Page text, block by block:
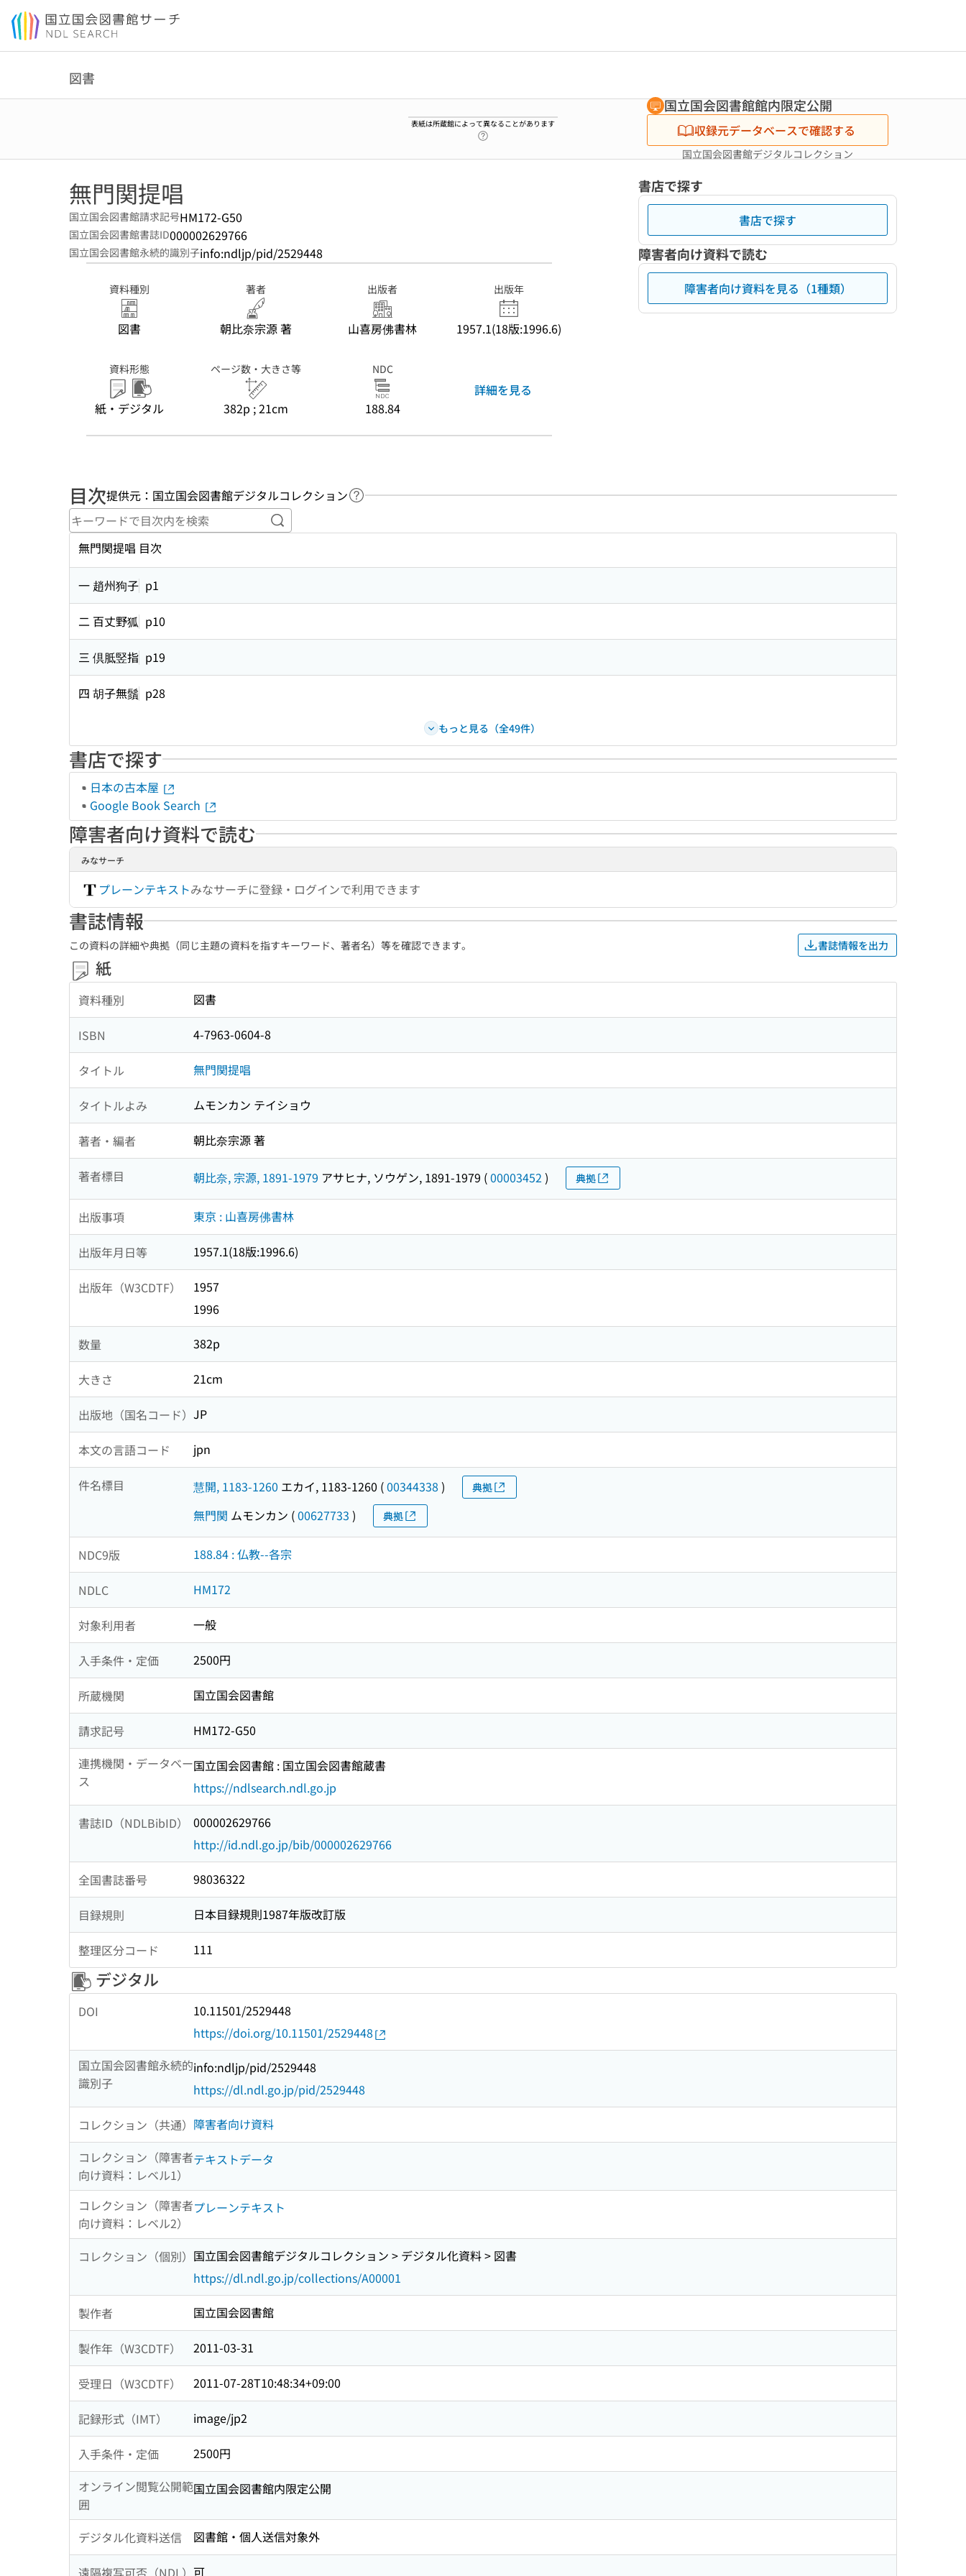
本文へ移動
図書
表紙は所蔵館によって異なることがあります
国立国会図書館館内限定公開
収録元データベースで確認する
国立国会図書館デジタルコレクション
無門関提唱
国立国会図書館請求記号HM172-G50
国立国会図書館書誌ID000002629766
国立国会図書館永続的識別子info:ndljp/pid/2529448
資料種別
図書
著者
朝比奈宗源 著
出版者
山喜房佛書林
出版年
1957.1(18版:1996.6)
資料形態
紙・デジタル
ページ数・大きさ等
382p ; 21cm
NDC
188.84
詳細を見る
書店で探す
書店で探す
障害者向け資料で読む
障害者向け資料を見る（1種類）
目次提供元：国立国会図書館デジタルコレクション ヘルプページへのリンク
キーワードで目次内を検索
無門関提唱 目次
一 趙州狗子 p1
二 百丈野狐 p10
三 倶胝竪指 p19
四 胡子無鬚 p28
もっと見る（全49件）
書店で探す
日本の古本屋
Google Book Search
障害者向け資料で読む
みなサーチ
プレーンテキストみなサーチに登録・ログインで利用できます
書誌情報
この資料の詳細や典拠（同じ主題の資料を指すキーワード、著者名）等を確認できます。 書誌情報を出力
紙
資料種別 図書
ISBN 4-7963-0604-8
タイトル 無門関提唱
タイトルよみ ムモンカン テイショウ
著者・編者 朝比奈宗源 著
著者標目 朝比奈, 宗源, 1891-1979 アサヒナ, ソウゲン, 1891-1979 (00003452 ) 典拠
出版事項 東京 : 山喜房佛書林
出版年月日等 1957.1(18版:1996.6)
出版年（W3CDTF）
1957
1996
数量 382p
大きさ 21cm
出版地（国名コード） JP
本文の言語コード jpn
件名標目 慧開, 1183-1260 エカイ, 1183-1260 (00344338 ) 典拠
無門関 ムモンカン (00627733 ) 典拠
NDC9版 188.84 : 仏教--各宗
NDLC HM172
対象利用者 一般
入手条件・定価 2500円
所蔵機関 国立国会図書館
請求記号
HM172-G50
連携機関・データベー
ス
国立国会図書館 : 国立国会図書館蔵書
https://ndlsearch.ndl.go.jp
書誌ID（NDLBibID）
000002629766
http://id.ndl.go.jp/bib/000002629766
全国書誌番号 98036322
目録規則 日本目録規則1987年版改訂版
整理区分コード 111
デジタル
DOI
10.11501/2529448
https://doi.org/10.11501/2529448
国立国会図書館永続的
識別子
info:ndljp/pid/2529448
https://dl.ndl.go.jp/pid/2529448
コレクション（共通） 障害者向け資料
コレクション（障害者
向け資料：レベル1）
テキストデータ
コレクション（障害者
向け資料：レベル2）
プレーンテキスト
コレクション（個別） 国立国会図書館デジタルコレクション > デジタル化資料 > 図書
https://dl.ndl.go.jp/collections/A00001
製作者 国立国会図書館
製作年（W3CDTF） 2011-03-31
受理日（W3CDTF） 2011-07-28T10:48:34+09:00
記録形式（IMT） image/jp2
入手条件・定価
2500円
オンライン閲覧公開範
囲
国立国会図書館内限定公開
デジタル化資料送信 図書館・個人送信対象外
遠隔複写可否（NDL） 可